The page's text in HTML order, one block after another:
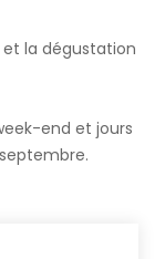
et la dégustation
end et jours